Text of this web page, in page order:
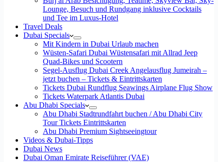
Lounge, Besuch und Rundgang inklusive Cocktails
und Tee im Luxus-Hotel
Travel Deals
Dubai Specials
Mit Kindern in Dubai Urlaub machen
Wüsten-Safari Dubai Wüstensafari mit Allrad Jeep
Quad-Bikes und Scootern
Segel-Ausflug Dubai Creek Angelausflug Jumeirah –
jetzt buchen – Tickets & Eintrittskarten
Tickets Dubai Rundflug Seawings Airplane Flug Show
Tickets Waterpark Atlantis Dubai
Abu Dhabi Specials
Abu Dhabi Stadtrundfahrt buchen / Abu Dhabi City
Tour Tickets Eintrittskarten
Abu Dhabi Premium Sightseeingtour
Videos & Dubai-Tipps
Dubai News
Dubai Oman Emirate Reiseführer (VAE)